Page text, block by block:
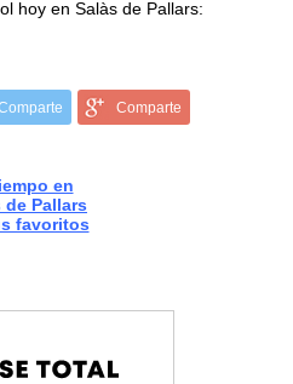
hoy en Salàs de Pallars:
Comparte
en
de Pallars
favoritos